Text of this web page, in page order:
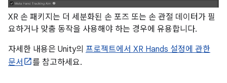
XR 손 패키지는 더 세분화된 손 포즈 또는 손 관절 데이터가 필
요하거나 맞춤 동작을 사용해야 하는 경우에 유용합니다.
자세한 내용은 Unity의 프로젝트에서 XR Hands 설정에 관한
문서
를 참고하세요.